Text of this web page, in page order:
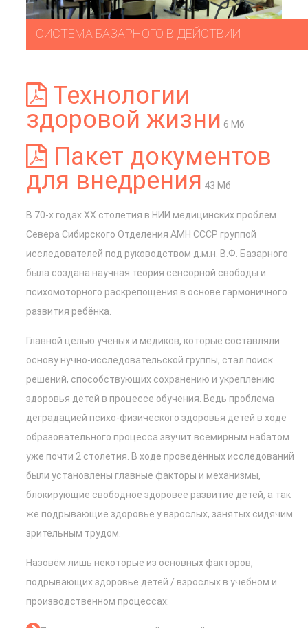
СИСТЕМА БАЗАРНОГО В ДЕЙСТВИИ
Технологии
здоровой жизни 6 Мб
Пакет документов
для внедрения 43 Мб
В 70-х годах ХХ столетия в НИИ медицинских проблем
Севера Сибирского Отделения АМН СССР группой
исследователей под руководством д.м.н. В.Ф. Базарного
была создана научная теория сенсорной свободы и
психомоторного раскрепощения в основе гармоничного
развития ребёнка.
Главной целью учёных и медиков, которые составляли
основу нучно-исследовательской группы, стал поиск
решений, способствующих сохранению и укреплению
здоровья детей в процессе обучения. Ведь проблема
деградацией психо-физического здоровья детей в ходе
образовательного процесса звучит всемирным набатом
уже почти 2 столетия. В ходе проведённых исследований
были установлены главные факторы и механизмы,
блокирующие свободное здоровее развитие детей, а так
же подрывающие здоровье у взрослых, занятых сидячим
зрительным трудом.
Назовём лишь некоторые из основных факторов,
подрывающих здоровье детей / взрослых в учебном и
производственном процессах: